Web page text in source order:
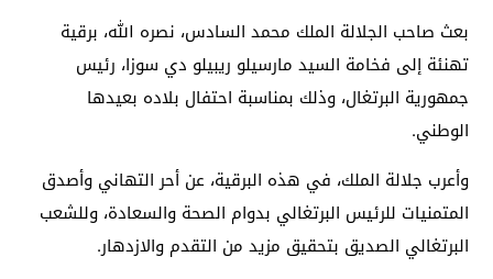
بعث صاحب الجلالة الملك محمد السادس، نصره الله، برقية
تهنئة إلى فخامة السيد مارسيلو ريبيلو دي سوزا، رئيس
جمهورية البرتغال، وذلك بمناسبة احتفال بلاده بعيدها
الوطني.
وأعرب جلالة الملك، في هذه البرقية، عن أحر التهاني وأصدق
المتمنيات للرئيس البرتغالي بدوام الصحة والسعادة، وللشعب
البرتغالي الصديق بتحقيق مزيد من التقدم والازدهار.